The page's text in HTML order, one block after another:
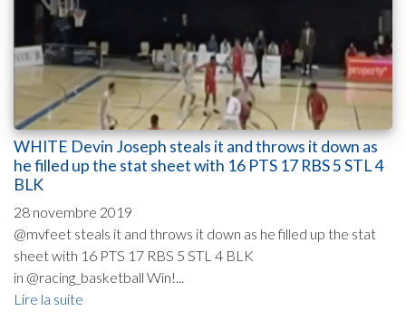
WHITE Devin Joseph steals it and throws it down as
he filled up the stat sheet with 16 PTS 17 RBS 5 STL 4
BLK
28 novembre 2019
@mvfeet steals it and throws it down as he filled up the stat
sheet with 16 PTS 17 RBS 5 STL 4 BLK
in @racing_basketball Win!...
Lire la suite